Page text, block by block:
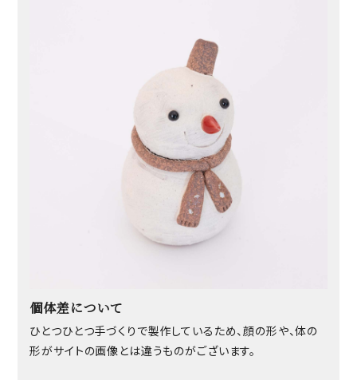
個体差について
ひとつひとつ手づくりで製作しているため、顔の形や、体の
形がサイトの画像とは違うものがございます。